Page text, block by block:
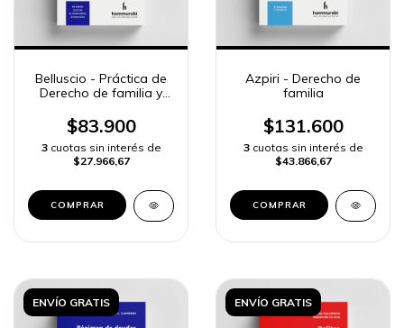
Belluscio - Práctica de
Derecho de familia y
$83.900
3 cuotas sin interés de
$27.966,67
COMPRAR
Azpiri - Derecho de
familia
$131.600
3 cuotas sin interés de
$43.866,67
COMPRAR
ENVÍO GRATIS ENVÍO GRATIS